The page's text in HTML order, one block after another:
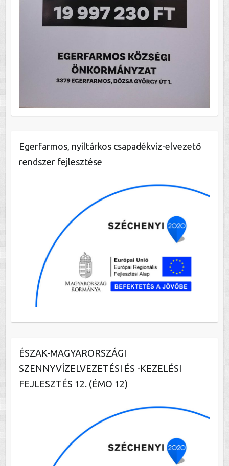
Egerfarmos, nyíltárkos csapadékvíz-elvezető
rendszer fejlesztése
ÉSZAK-MAGYARORSZÁGI
SZENNYVÍZELVEZETÉSI ÉS -KEZELÉSI
FEJLESZTÉS 12. (ÉMO 12)